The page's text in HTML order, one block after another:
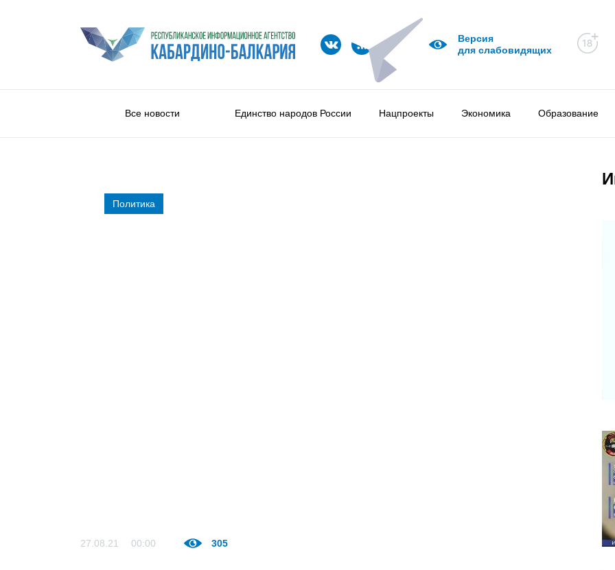
Версия
для слабовидящих
Все новости Единство народов России Нацпроекты Экономика Образование
Политика
27.08.21 00:00 305